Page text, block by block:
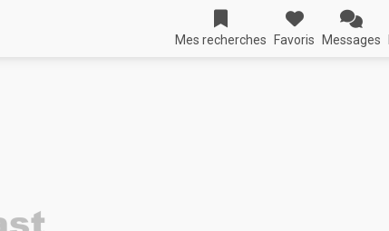
Mes recherches Favoris Messages